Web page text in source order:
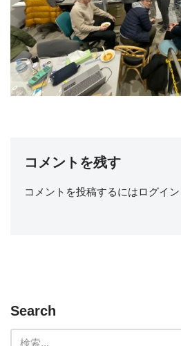
コメントを残す
コメントを投稿するにはログイン
Search